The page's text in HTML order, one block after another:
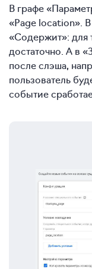
В графе
«Page location».
«Содержит»: для
достаточно. А в
после слэша,
пользователь
событие